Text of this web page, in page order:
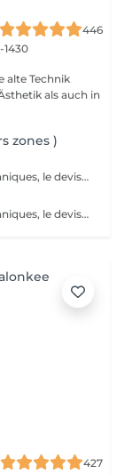
446
als auch in
zones )
Si vous avez déjà été traitée par d'autres techniques, le devis devra être adapté à votre situation. (75 par quart d'heure)
Si vous avez déjà été traitée par d'autres techniques, le devis devra être adapté à votre situation. (75 par quart d'heure)
427